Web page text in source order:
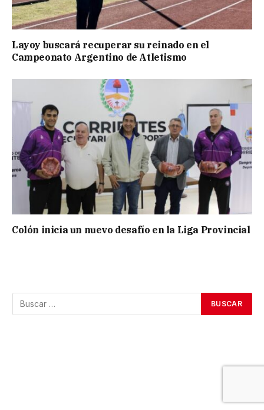
Layoy buscará recuperar su reinado en el
Campeonato Argentino de Atletismo
Colón inicia un nuevo desafío en la Liga Provincial